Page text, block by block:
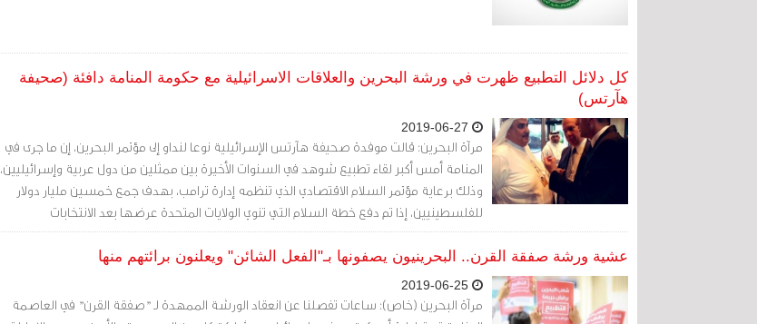
كل دلائل التطبيع ظهرت في ورشة البحرين والعلاقات الاسرائيلية مع حكومة المنامة دافئة (صحيفة
هآرتس)
مرآة البحرين: قالت موفدة صحيفة هآرتس الإسرائيلية نوعا لنداو إلى مؤتمر البحرين، إن ما جرى في
المنامة أمس أكبر لقاء تطبيع شوهد في السنوات الأخيرة بين ممثلين من دول عربية وإسرائيليين،
وذلك برعاية مؤتمر السلام الاقتصادي الذي تنظمه إدارة ترامب، بهدف جمع خمسين مليار دولار
للفلسطينيين، إذا تم دفع خطة السلام التي تنوي الولايات المتحدة عرضها بعد الانتخابات
الإسرائيلية.
عشية ورشة صفقة القرن.. البحرينيون يصفونها بـ"الفعل الشائن" ويعلنون برائتهم منها
مرآة البحرين (خاص): ساعات تفصلنا عن انعقاد الورشة الممهدة لـ "صفقة القرن" في العاصمة